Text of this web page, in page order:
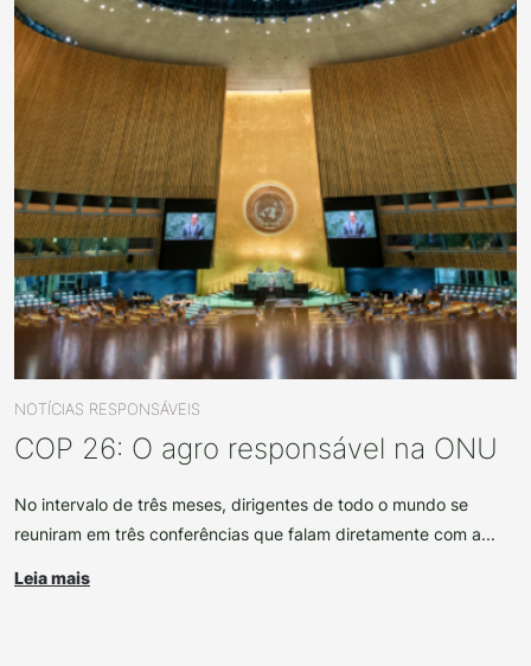
NOTÍCIAS RESPONSÁVEIS
COP 26: O agro responsável na ONU
No intervalo de três meses, dirigentes de todo o mundo se
reuniram em três conferências que falam diretamente com a...
Leia mais